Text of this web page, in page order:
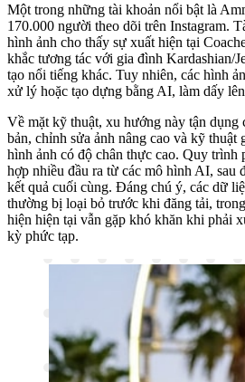
Một trong những tài khoản nổi bật là
170.000 người theo dõi trên Instagram.
hình ảnh cho thấy sự xuất hiện tại
khắc tương tác với gia đình Kardashian/
tạo nổi tiếng khác. Tuy nhiên, các hình
xử lý hoặc tạo dựng bằng AI, làm dấy
Về mặt kỹ thuật, xu hướng này tận dụng
bản, chỉnh sửa ảnh nâng cao và kỹ thuật
hình ảnh có độ chân thực cao. Quy trình
hợp nhiều đầu ra từ các mô hình AI, sau
kết quả cuối cùng. Đáng chú ý, các dữ
thường bị loại bỏ trước khi đăng tải,
hiện hiện tại vẫn gặp khó khăn khi phải
kỳ phức tạp.